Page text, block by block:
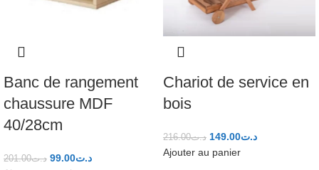
Banc de rangement
chaussure MDF
40/28cm
د.ت201.00 د.ت99.00
Chariot de service en
bois
د.ت216.00 د.ت149.00
Ajouter au panier